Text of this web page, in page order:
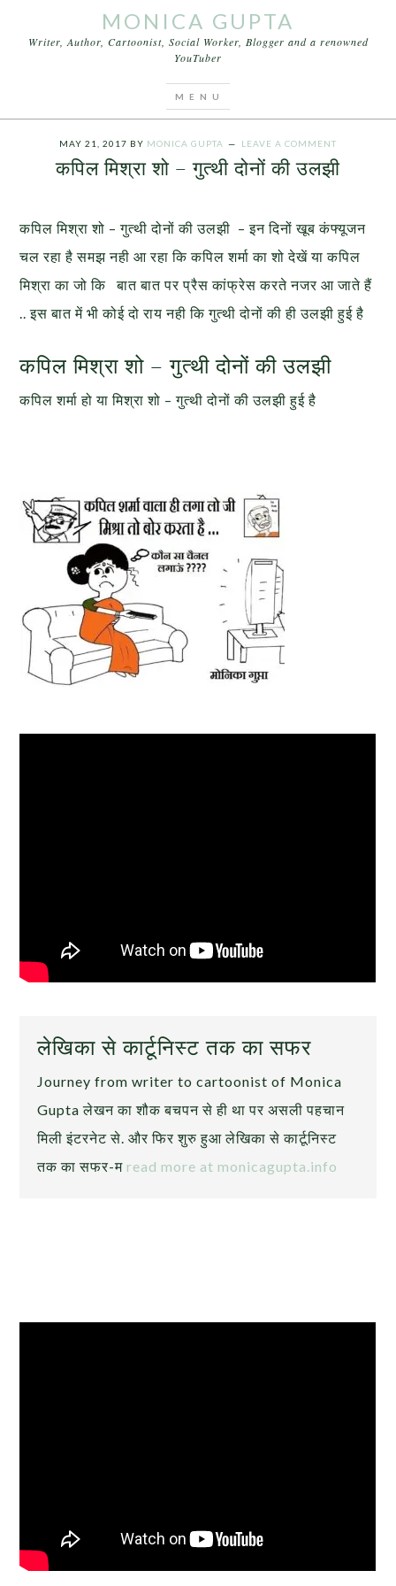
MONICA GUPTA
Writer, Author, Cartoonist, Social Worker, Blogger and a renowned
YouTuber
MAY 21, 2017 BY MONICA GUPTA LEAVE A COMMENT
कपिल मिश्रा शो – गुत्थी दोनों की उलझी
कपिल मिश्रा शो – गुत्थी दोनों की उलझी – इन दिनों खूब कंफ्यूजन
चल रहा है समझ नही आ रहा कि कपिल शर्मा का शो देखें या कपिल
मिश्रा का जो कि
बात बात पर प्रैस कांफ्रेस करते नजर आ जाते हैं
.. इस बात में भी कोई दो राय नही कि गुत्थी दोनों की ही उलझी हुई है
कपिल मिश्रा शो – गुत्थी दोनों की उलझी
कपिल शर्मा हो या मिश्रा शो – गुत्थी दोनों की उलझी हुई है
लेखिका से कार्टूनिस्ट तक का सफर
Journey from writer to cartoonist of Monica
Gupta लेखन का शौक बचपन से ही था पर असली पहचान
मिली इंटरनेट से. और फिर शुरु हुआ लेखिका से कार्टूनिस्ट
तक का सफर-म read more at monicagupta.info